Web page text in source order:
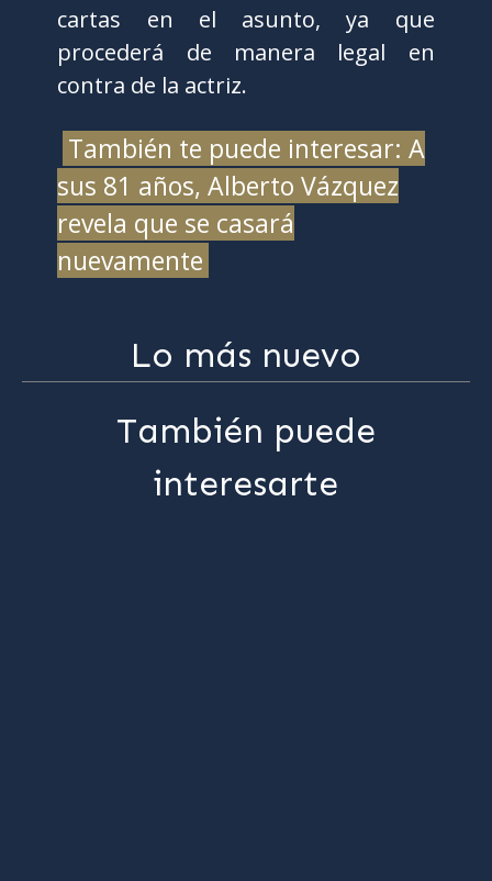
cartas en el asunto, ya que
procederá de manera legal en
contra de la actriz.
También te puede interesar: A
sus 81 años, Alberto Vázquez
revela que se casará
nuevamente
Lo más nuevo
También puede
interesarte